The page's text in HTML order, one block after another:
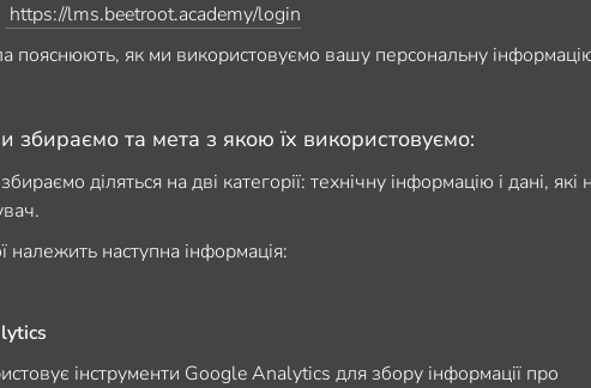
https://lms.beetroot.academy/login
пояснюють, як ми використовуємо вашу персональну
збираємо та мета з якою їх використовуємо:
діляться на дві категорії: технічну інформацію і дані, які
належить наступна інформація:
інструменти Google Analytics для збору інформації про